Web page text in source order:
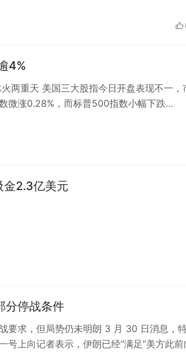
4%
两重天 美国三大股指今日开盘表现不一，
微涨0.28%，而标普500指数小幅下跌
金2.3亿美元
分停战条件
要求，但局势仍未明朗 3 月 30 日消息，
号上向记者表示，伊朗已经“满足”美方此前